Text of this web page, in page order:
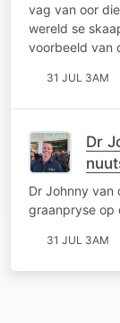
vag van oor
wereld se
voorbeeld van
31 JUL 3AM
Dr
Dr Johnny van
graanpryse op
31 JUL 3AM